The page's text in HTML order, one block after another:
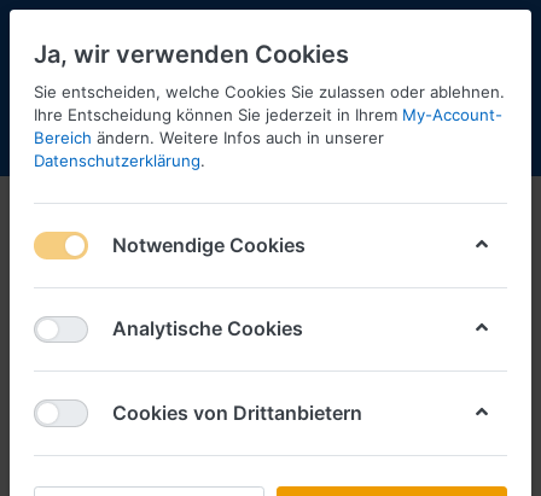
Menü Anmelden Shopaktualisierung
Ja, wir verwenden Cookies
Sie entscheiden, welche Cookies Sie zulassen oder ablehnen.
Ihre Entscheidung können Sie jederzeit in Ihrem My-Account-
Bereich ändern. Weitere Infos auch in unserer
Datenschutzerklärung.
Notwendige Cookies
Analytische Cookies
Cookies von Drittanbietern